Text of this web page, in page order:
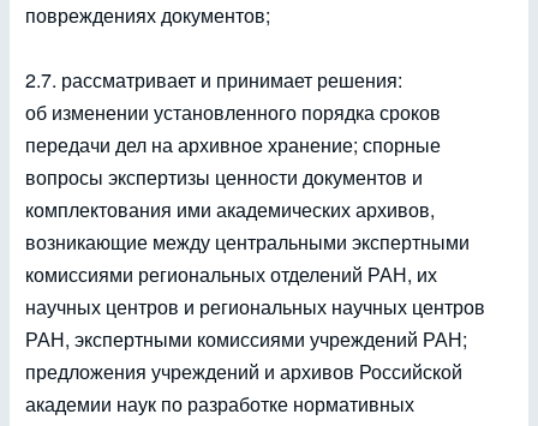
повреждениях документов;
2.7. рассматривает и принимает решения:
об изменении установленного порядка сроков
передачи дел на архивное хранение; спорные
вопросы экспертизы ценности документов и
комплектования ими академических архивов,
возникающие между центральными экспертными
комиссиями региональных отделений РАН, их
научных центров и региональных научных центров
РАН, экспертными комиссиями учреждений РАН;
предложения учреждений и архивов Российской
академии наук по разработке нормативных